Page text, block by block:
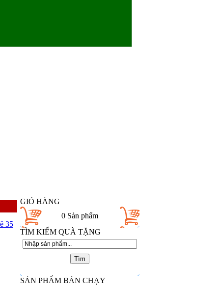
35
GIỎ HÀNG
0Sản phẩm
TÌM KIẾM QUÀ TẶNG
SẢN PHẨM BÁN CHẠY